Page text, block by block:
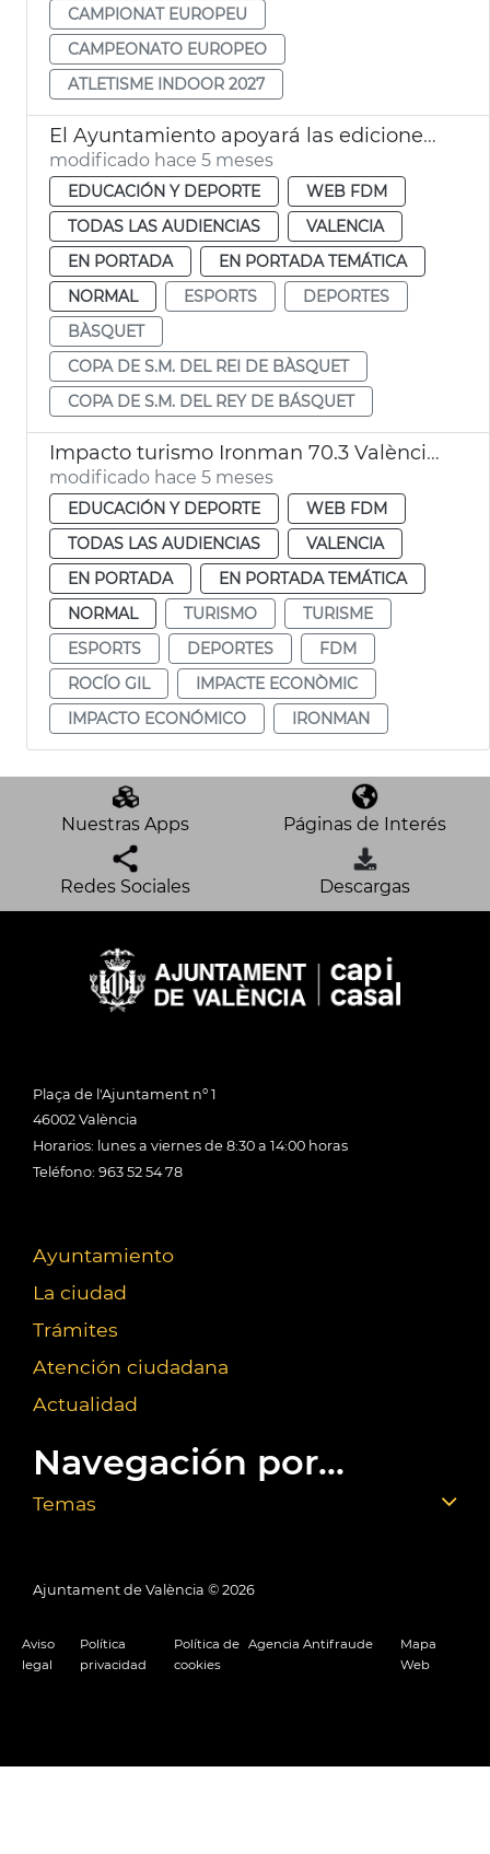
CAMPIONAT EUROPEU
CAMPEONATO EUROPEO
ATLETISME INDOOR 2027
El Ayuntamiento apoyará las ediciones de la Copa de S. M. el Rey de Baloncesto de 2026 y 2027 celebradas en València
modificado hace 5 meses
EDUCACIÓN Y DEPORTE
WEB FDM
TODAS LAS AUDIENCIAS
VALENCIA
EN PORTADA
EN PORTADA TEMÁTICA
NORMAL
ESPORTS
DEPORTES
BÀSQUET
COPA DE S.M. DEL REI DE BÀSQUET
COPA DE S.M. DEL REY DE BÁSQUET
Impacto turismo Ironman 70.3 València 2025
modificado hace 5 meses
EDUCACIÓN Y DEPORTE
WEB FDM
TODAS LAS AUDIENCIAS
VALENCIA
EN PORTADA
EN PORTADA TEMÁTICA
NORMAL
TURISMO
TURISME
ESPORTS
DEPORTES
FDM
ROCÍO GIL
IMPACTE ECONÒMIC
IMPACTO ECONÓMICO
IRONMAN
Nuestras Apps Páginas de Interés
Redes Sociales Descargas
Plaça de l'Ajuntament nº 1
46002 València
Horarios: lunes a viernes de 8:30 a 14:00 horas
Teléfono: 963 52 54 78
Ayuntamiento
La ciudad
Trámites
Atención ciudadana
Actualidad
Navegación por...
Temas
Ajuntament de València © 2026
Aviso
legal
Política
privacidad
Política de
cookies
Agencia Antifraude
Mapa
Web